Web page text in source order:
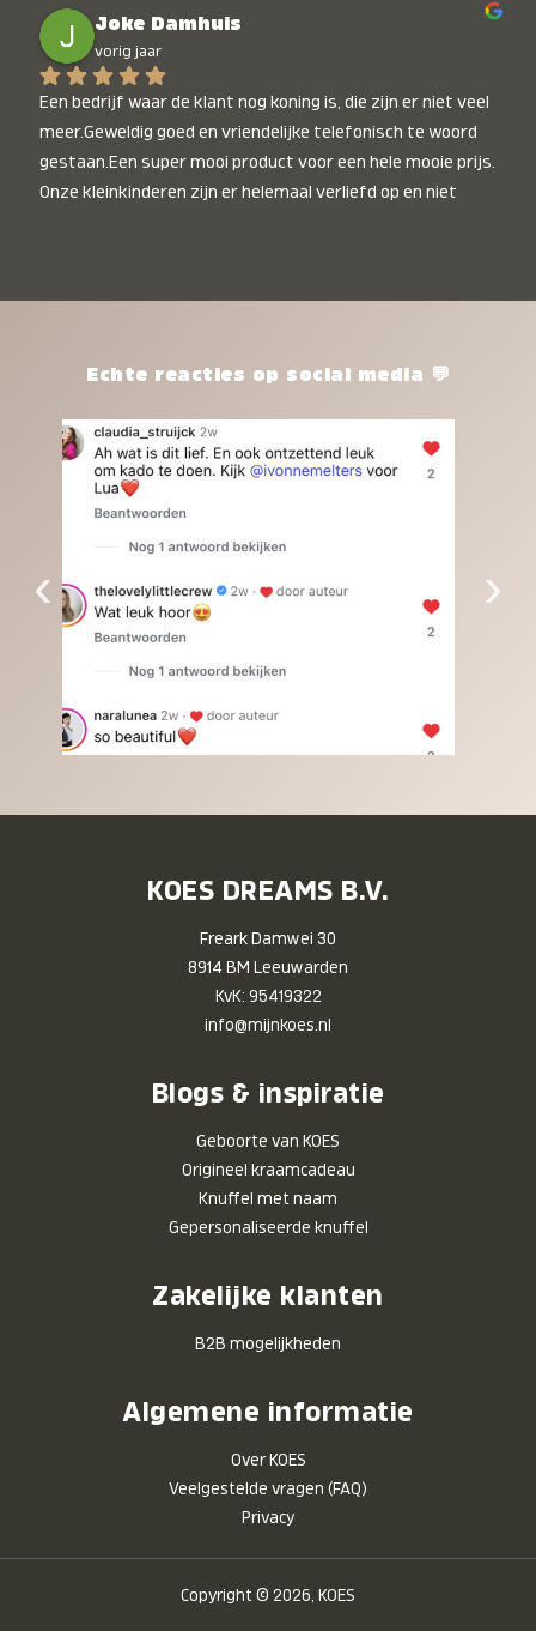
Joke Damhuis
vorig jaar
Een bedrijf waar de klant nog koning is, die zijn er niet veel
meer.Geweldig goed en vriendelijke telefonisch te woord
gestaan.Een super mooi product voor een hele mooie prijs.
Onze kleinkinderen zijn er helemaal verliefd op en niet
het waard.Echte reacties op social media 💬
‹ ›
KOES DREAMS B.V.
Freark Damwei 30
8914 BM Leeuwarden
KvK: 95419322
info@mijnkoes.nl
Blogs & inspiratie
Geboorte van KOES
Origineel kraamcadeau
Knuffel met naam
Gepersonaliseerde knuffel
Zakelijke klanten
B2B mogelijkheden
Algemene informatie
Over KOES
Veelgestelde vragen (FAQ)
Privacy
Copyright © 2026, KOES